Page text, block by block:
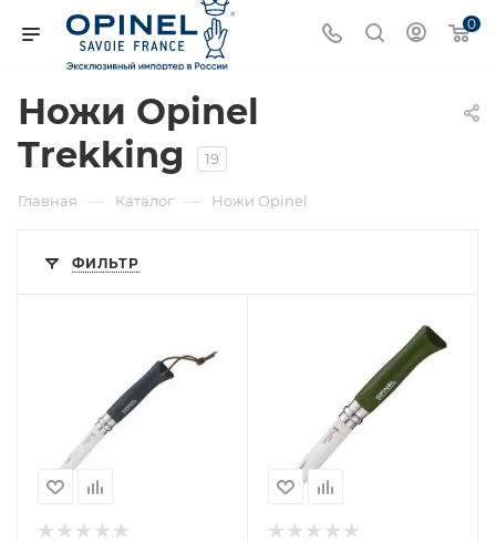
0
Ножи Opinel
Trekking
19
Главная — Каталог — Ножи Opinel
ФИЛЬТР